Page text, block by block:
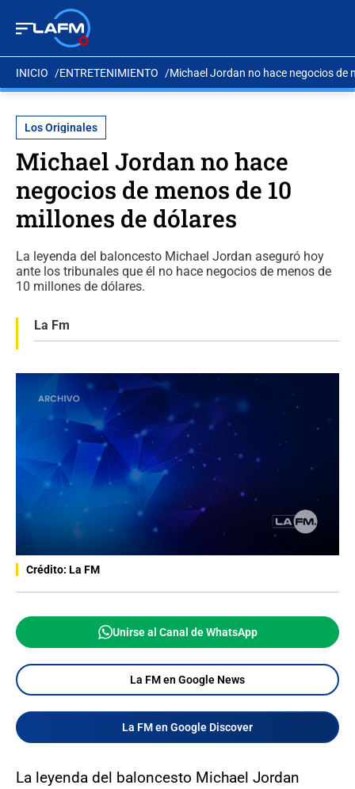
INICIO ENTRETENIMIENTO Michael Jordan no hace negocios de
Los Originales
Michael Jordan no hace
negocios de menos de 10
millones de dólares
La leyenda del baloncesto Michael Jordan aseguró hoy
ante los tribunales que él no hace negocios de menos de
10 millones de dólares.
La Fm
Crédito: La FM
Unirse al Canal de WhatsApp
La FM en Google News
La FM en Google Discover
La leyenda del baloncesto Michael Jordan